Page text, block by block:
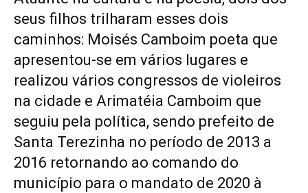
seus filhos trilharam esses dois
caminhos: Moisés Camboim poeta que
apresentou-se em vários lugares e
realizou vários congressos de violeiros
na cidade e Arimatéia Camboim que
seguiu pela política, sendo prefeito de
Santa Terezinha no período de 2013 a
2016 retornando ao comando do
município para o mandato de 2020 à